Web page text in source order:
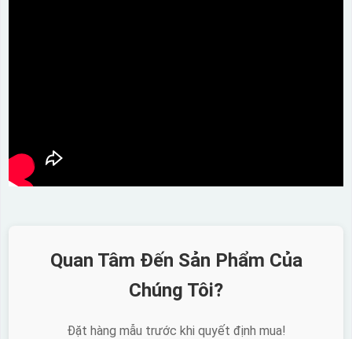
Quan Tâm Đến Sản Phẩm Của
Chúng Tôi?
Đặt hàng mẫu trước khi quyết định mua!